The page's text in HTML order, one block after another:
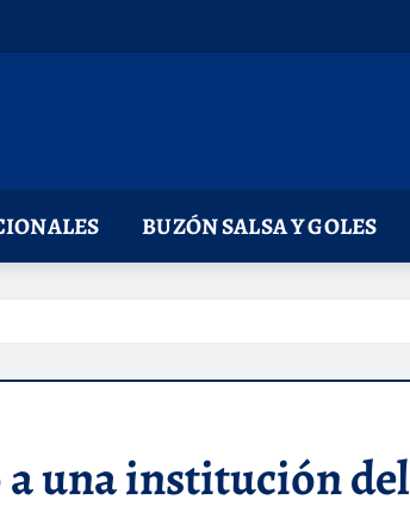
BUZÓN SALSA Y GOLES
una institución del